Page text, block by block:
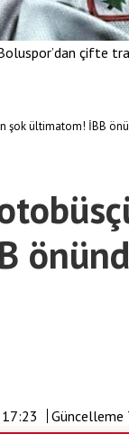
çifte
şok ültimatom! İBB
Güncelleme